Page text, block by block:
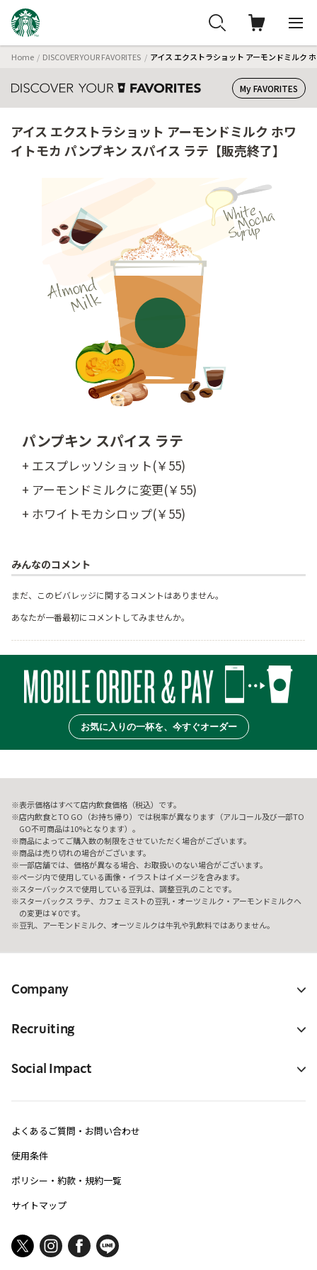
Home DISCOVER YOUR FAVORITES アイス エクストラショット アーモンドミルク
My FAVORITES
アイス エクストラショット アーモンドミルク ホワ
イトモカ パンプキン スパイス ラテ【販売終了】
パンプキン スパイス ラテ
+ エスプレッソショット(￥55)
+ アーモンドミルクに変更(￥55)
+ ホワイトモカシロップ(￥55)
みんなのコメント
まだ、このビバレッジに関するコメントはありません。
あなたが一番最初にコメントしてみませんか。
お気に入りの一杯を、今すぐオーダー
表示価格はすべて店内飲食価格（税込）です。
店内飲食とTO GO（お持ち帰り）では税率が異なります（アルコール及び一部TO
GO不可商品は10%となります）。
商品によってご購入数の制限をさせていただく場合がございます。
商品は売り切れの場合がございます。
一部店舗では、価格が異なる場合、お取扱いのない場合がございます。
ページ内で使用している画像・イラストはイメージを含みます。
スターバックスで使用している豆乳は、調整豆乳のことです。
スターバックス ラテ、カフェ ミストの豆乳・オーツミルク・アーモンドミルクへ
の変更は￥0です。
豆乳、アーモンドミルク、オーツミルクは牛乳や乳飲料ではありません。
Company
Recruiting
Social Impact
よくあるご質問・お問い合わせ
使用条件
ポリシー・約款・規約一覧
サイトマップ